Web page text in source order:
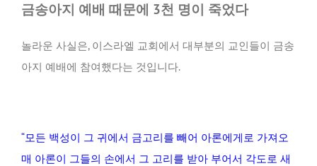
금송아지 예배 때문에 3천 명이 죽었다
놀라운 사실은, 이스라엘 교회에서 대부분의 교인들이 금송
아지 예배에 참여했다는 것입니다.
“모든 백성이 그 귀에서 금고리를 빼어 아론에게로 가져오
매 아론이 그들의 손에서 그 고리를 받아 부어서 각도로 새